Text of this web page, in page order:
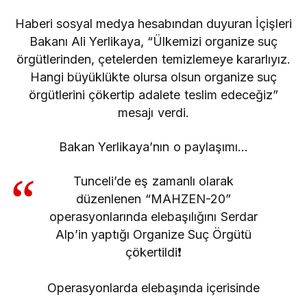
Haberi sosyal medya hesabından duyuran İçişleri
Bakanı Ali Yerlikaya, “Ülkemizi organize suç
örgütlerinden, çetelerden temizlemeye kararlıyız.
Hangi büyüklükte olursa olsun organize suç
örgütlerini çökertip adalete teslim edeceğiz”
mesajı verdi.
Bakan Yerlikaya’nın o paylaşımı…
Tunceli’de eş zamanlı olarak
düzenlenen “MAHZEN-20”
operasyonlarında elebaşılığını Serdar
Alp’in yaptığı Organize Suç Örgütü
çökertildi❗️
Operasyonlarda elebaşında içerisinde